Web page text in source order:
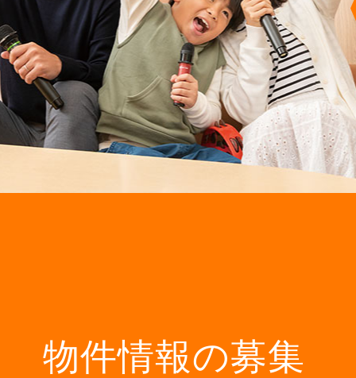
物件情報の募集